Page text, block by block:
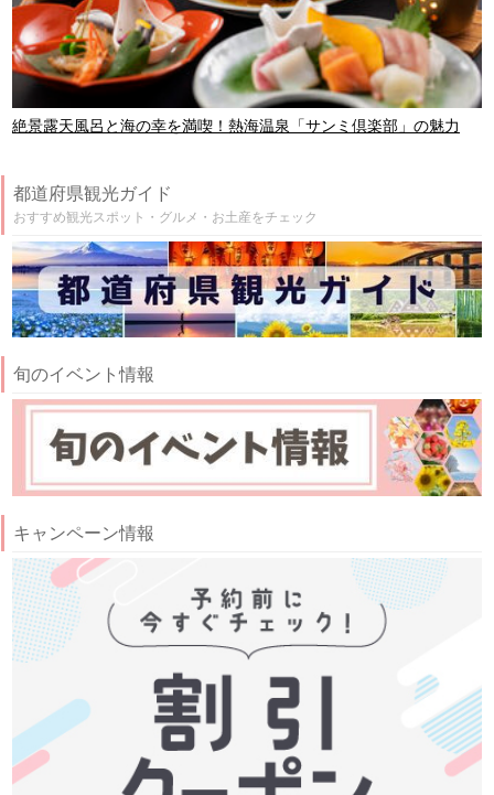
絶景露天風呂と海の幸を満喫！熱海温泉「サンミ倶楽部」の魅力
都道府県観光ガイド
おすすめ観光スポット・グルメ・お土産をチェック
旬のイベント情報
キャンペーン情報